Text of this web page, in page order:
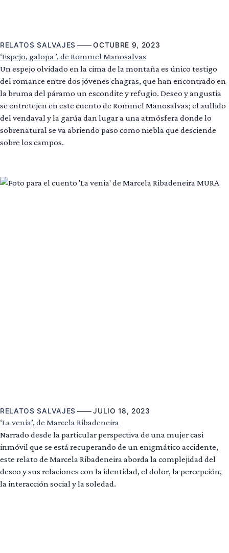
RELATOS SALVAJES OCTUBRE 9, 2023
‘Espejo, galopa ’, de Rommel Manosalvas
Un espejo olvidado en la cima de la montaña es único testigo
del romance entre dos jóvenes chagras, que han encontrado en
la bruma del páramo un escondite y refugio. Deseo y angustia
se entretejen en este cuento de Rommel Manosalvas; el aullido
del vendaval y la garúa dan lugar a una atmósfera donde lo
sobrenatural se va abriendo paso como niebla que desciende
sobre los campos.
RELATOS SALVAJES JULIO 18, 2023
‘La venia’, de Marcela Ribadeneira
Narrado desde la particular perspectiva de una mujer casi
inmóvil que se está recuperando de un enigmático accidente,
este relato de Marcela Ribadeneira aborda la complejidad del
deseo y sus relaciones con la identidad, el dolor, la percepción,
la interacción social y la soledad.